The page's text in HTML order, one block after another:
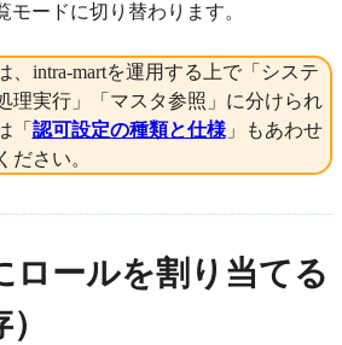
モードに切り替わります。
、intra-martを運用する上で「システ
理実行」「マスタ参照」に分けられ
「 認可設定の種類と仕様」もあわせ
ださい。
ロールを割り当てる